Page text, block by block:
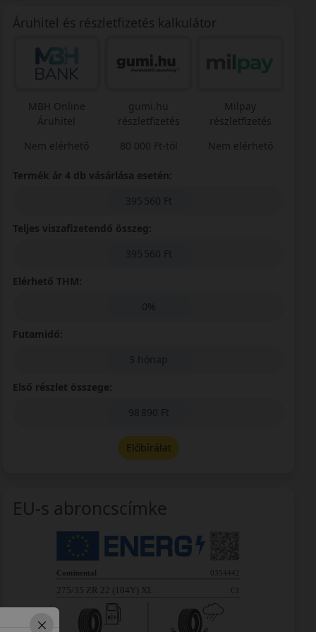
Áruhitel és részletfizetés kalkulátor
MBH Online
Áruhitel
Nem elérhető
gumi.hu
részletfizetés
80 000 Ft-tól
Milpay
részletfizetés
Nem elérhető
Termék ár 4 db vásárlása esetén:
395 560 Ft
Teljes viszafizetendő összeg:
395 560 Ft
Elérhető THM:
0%
Futamidő:
3 hónap
Első részlet összege:
98 890 Ft
Előbírálat
EU-s abroncscímke